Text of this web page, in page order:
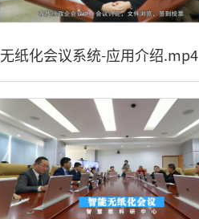
无纸化会议系统-应用介绍.mp4